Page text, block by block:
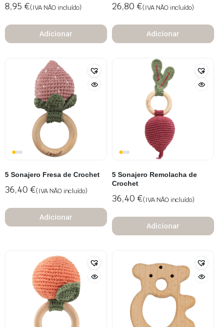
8,95 €(IVA NÃO incluído)
Adicionar
26,80 €(IVA NÃO incluído)
Adicionar
5 Sonajero Fresa de Crochet
36,40 €(IVA NÃO incluído)
Adicionar
5 Sonajero Remolacha de
Crochet
36,40 €(IVA NÃO incluído)
Adicionar